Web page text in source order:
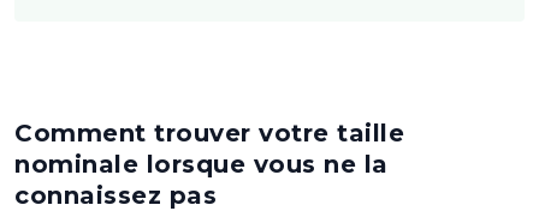
Comment trouver votre taille
nominale lorsque vous ne la
connaissez pas